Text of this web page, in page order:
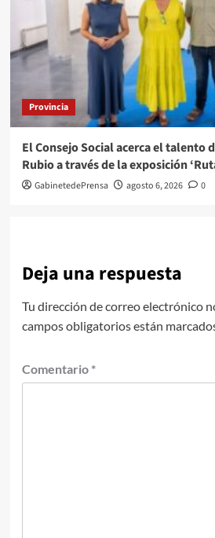
Provincia
El Consejo Social acerca el talento
Rubio a través de la exposición
GabinetedePrensa agosto 6, 2026 0
Deja una respuesta
Tu dirección de correo electrónico
campos obligatorios están
Comentario *